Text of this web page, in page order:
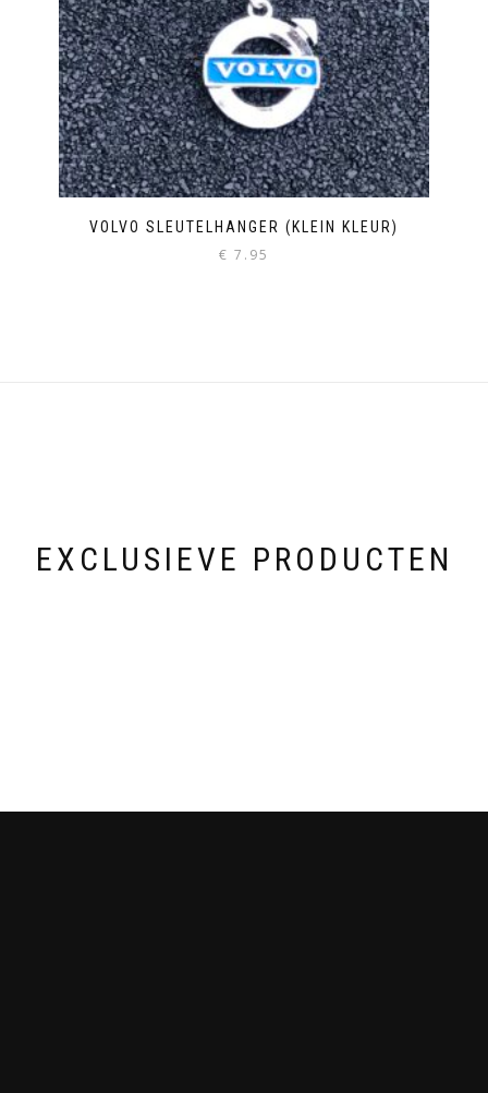
VOLVO SLEUTELHANGER (KLEIN KLEUR)
€ 7.95
EXCLUSIEVE PRODUCTEN